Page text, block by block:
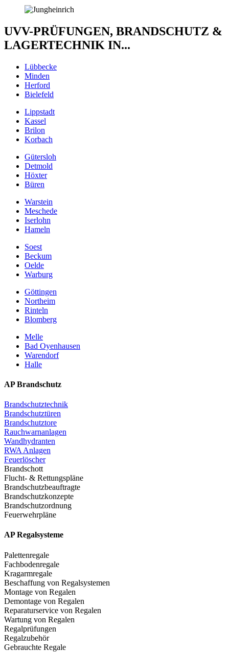
UVV-PRÜFUNGEN, BRANDSCHUTZ &
LAGERTECHNIK IN...
Lübbecke
Minden
Herford
Bielefeld
Lippstadt
Kassel
Brilon
Korbach
Gütersloh
Detmold
Höxter
Büren
Warstein
Meschede
Iserlohn
Hameln
Soest
Beckum
Oelde
Warburg
Göttingen
Northeim
Rinteln
Blomberg
Melle
Bad Oyenhausen
Warendorf
Halle
AP Brandschutz
Brandschutztechnik
Brandschutztüren
Brandschutztore
Rauchwarnanlagen
Wandhydranten
RWA Anlagen
Feuerlöscher
Brandschott
Flucht- & Rettungspläne
Brandschutzbeauftragte
Brandschutzkonzepte
Brandschutzordnung
Feuerwehrpläne
AP Regalsysteme
Palettenregale
Fachbodenregale
Kragarmregale
Beschaffung von Regalsystemen
Montage von Regalen
Demontage von Regalen
Reparaturservice von Regalen
Wartung von Regalen
Regalprüfungen
Regalzubehör
Gebrauchte Regale